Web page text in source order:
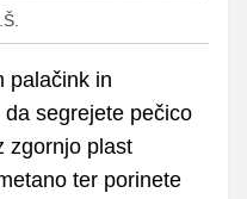
palačink in
segrejete pečico
zgornjo plast
ter porinete